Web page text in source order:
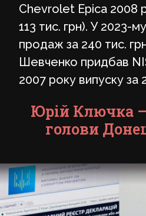
Chevrolet Epica 2008
113 тис. грн). У 2023-
продаж за 240 тис.
Шевченко придбав
2007 року випуску за
Юрій Ключка
голови